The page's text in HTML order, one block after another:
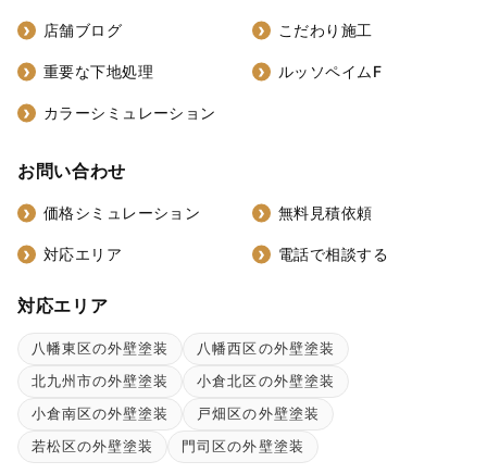
店舗ブログ こだわり施工
重要な下地処理 ルッソペイムF
カラーシミュレーション
お問い合わせ
価格シミュレーション 無料見積依頼
対応エリア 電話で相談する
対応エリア
八幡東区の外壁塗装
八幡西区の外壁塗装
北九州市の外壁塗装
小倉北区の外壁塗装
小倉南区の外壁塗装
戸畑区の外壁塗装
若松区の外壁塗装
門司区の外壁塗装